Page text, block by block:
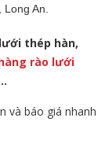
An.
lưới thép hàn,
rào lưới
và báo giá nhanh